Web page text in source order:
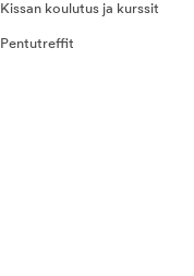
Kissan koulutus ja kurssit
Pentutreffit